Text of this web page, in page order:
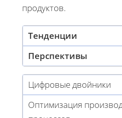
продуктов.
Тенденции
Перспективы
Цифровые двойники
Оптимизация